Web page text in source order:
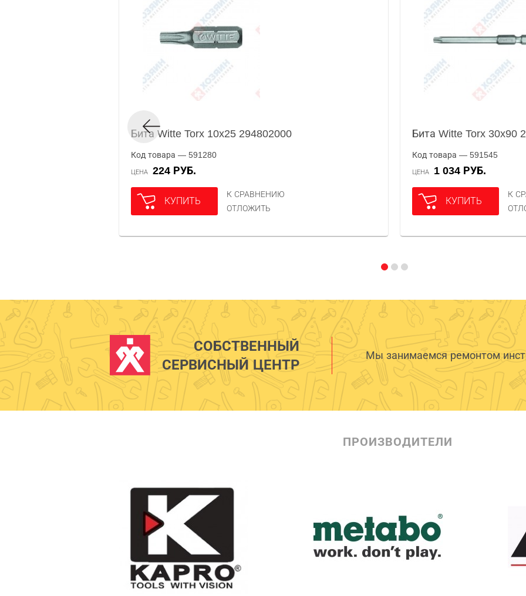
Бита Witte Torx 10x25 294802000
Код товара — 591280
ЦЕНА 224 РУБ.
КУПИТЬ
К СРАВНЕНИЮ
ОТЛОЖИТЬ
Бита Witte Torx 30x90
Код товара — 591545
ЦЕНА 1 034 РУБ.
КУПИТЬ
К
СОБСТВЕННЫЙ
СЕРВИСНЫЙ ЦЕНТР
Мы занимаемся ремонтом
ПРОИЗВОДИТЕЛИ